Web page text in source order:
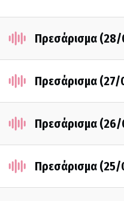
Πρεσάρισμα
Πρεσάρισμα
Πρεσάρισμα
Πρεσάρισμα